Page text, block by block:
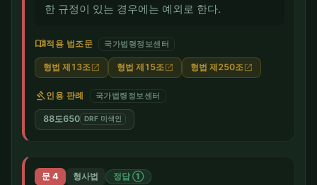
한 규정이 있는 경우에는 예외로 한다.
menu_book적용 법조문 국가법령정보센터
형법 제13조open_in_new 형법 제15조open_in_new 형법 제250조open_in_new
gavel인용 판례 국가법령정보센터
88도650 DRF 미색인
문 4 형사법 정답 ①